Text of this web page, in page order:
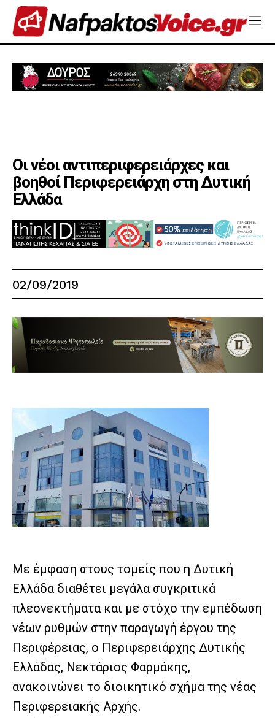
Οι νέοι αντιπεριφερειάρχες και
βοηθοί Περιφερειάρχη στη Δυτική
Ελλάδα
02/09/2019
Με έμφαση στους τομείς που η Δυτική
Ελλάδα διαθέτει μεγάλα συγκριτικά
πλεονεκτήματα και με στόχο την εμπέδωση
νέων ρυθμών στην παραγωγή έργου της
Περιφέρειας, ο Περιφερειάρχης Δυτικής
Ελλάδας, Νεκτάριος Φαρμάκης,
ανακοινώνει το διοικητικό σχήμα της νέας
Περιφερειακής Αρχής.